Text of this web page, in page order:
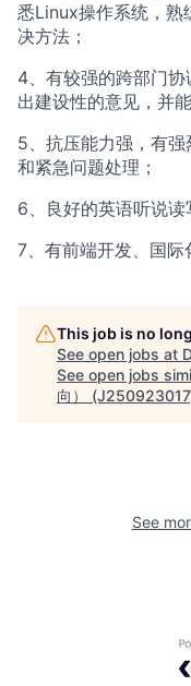
悉Linux操作系统，熟
决方法；
4、有较强的跨部门
出建设性的意见，并
5、抗压能力强，有
和紧急问题处理；
6、良好的英语听说读
7、有前端开发、国际
This job is no
See open jobs at
See open jobs
向）
See